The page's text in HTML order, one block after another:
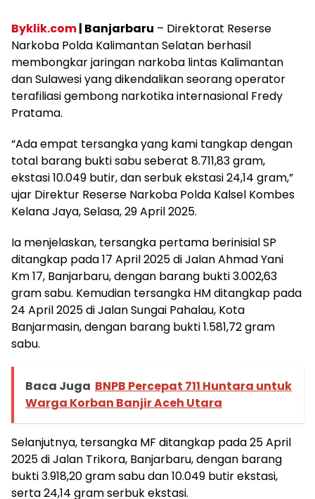
Byklik.com| Banjarbaru – Direktorat Reserse
Narkoba Polda Kalimantan Selatan berhasil
membongkar jaringan narkoba lintas Kalimantan
dan Sulawesi yang dikendalikan seorang operator
terafiliasi gembong narkotika internasional Fredy
Pratama.
“Ada empat tersangka yang kami tangkap dengan
total barang bukti sabu seberat 8.711,83 gram,
ekstasi 10.049 butir, dan serbuk ekstasi 24,14 gram,”
ujar Direktur Reserse Narkoba Polda Kalsel Kombes
Kelana Jaya, Selasa, 29 April 2025.
Ia menjelaskan, tersangka pertama berinisial SP
ditangkap pada 17 April 2025 di Jalan Ahmad Yani
Km 17, Banjarbaru, dengan barang bukti 3.002,63
gram sabu. Kemudian tersangka HM ditangkap pada
24 April 2025 di Jalan Sungai Pahalau, Kota
Banjarmasin, dengan barang bukti 1.581,72 gram
sabu.
Baca Juga BNPB Percepat 711 Huntara untuk
Warga Korban Banjir Aceh Utara
Selanjutnya, tersangka MF ditangkap pada 25 April
2025 di Jalan Trikora, Banjarbaru, dengan barang
bukti 3.918,20 gram sabu dan 10.049 butir ekstasi,
serta 24,14 gram serbuk ekstasi.